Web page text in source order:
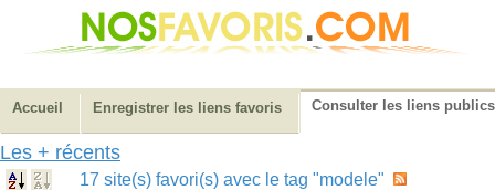
Accueil Enregistrer les liens favoris Consulter les liens publics
Les + récents
17 site(s) favori(s) avec le tag "modele"